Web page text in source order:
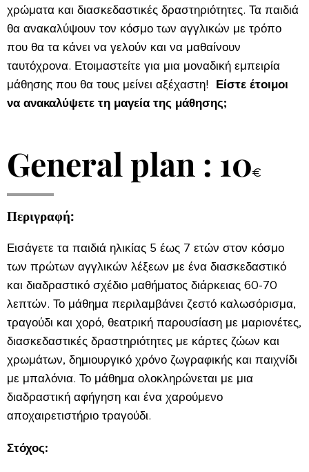
χρώματα και διασκεδαστικές δραστηριότητες. Τα παιδιά
θα ανακαλύψουν τον κόσμο των αγγλικών με τρόπο
που θα τα κάνει να γελούν και να μαθαίνουν
ταυτόχρονα. Ετοιμαστείτε για μια μοναδική εμπειρία
μάθησης που θα τους μείνει αξέχαστη! Είστε έτοιμοι
να ανακαλύψετε τη μαγεία της μάθησης;
General plan : 10€
Περιγραφή:
Εισάγετε τα παιδιά ηλικίας 5 έως 7 ετών στον κόσμο
των πρώτων αγγλικών λέξεων με ένα διασκεδαστικό
και διαδραστικό σχέδιο μαθήματος διάρκειας 60-70
λεπτών. Το μάθημα περιλαμβάνει ζεστό καλωσόρισμα,
τραγούδι και χορό, θεατρική παρουσίαση με μαριονέτες,
διασκεδαστικές δραστηριότητες με κάρτες ζώων και
χρωμάτων, δημιουργικό χρόνο ζωγραφικής και παιχνίδι
με μπαλόνια. Το μάθημα ολοκληρώνεται με μια
διαδραστική αφήγηση και ένα χαρούμενο
αποχαιρετιστήριο τραγούδι.
Στόχος: